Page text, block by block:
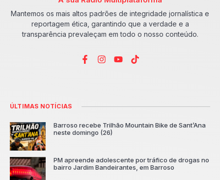
Mantemos os mais altos padrões de integridade jornalística e
reportagem ética, garantindo que a verdade e a
transparência prevaleçam em todo o nosso conteúdo.
ÚLTIMAS NOTÍCIAS
Barroso recebe Trilhão Mountain Bike de Sant’Ana
neste domingo (26)
PM apreende adolescente por tráfico de drogas no
bairro Jardim Bandeirantes, em Barroso